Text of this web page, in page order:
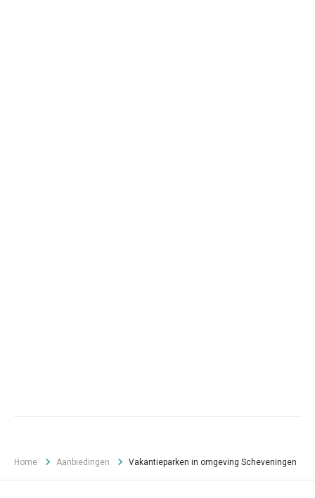
Home Aanbiedingen Vakantieparken in omgeving Scheveningen